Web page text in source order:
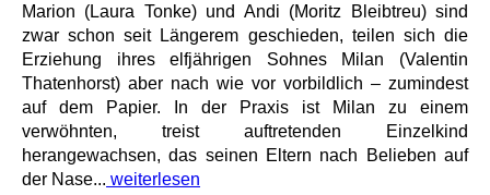
Marion (Laura Tonke) und Andi (Moritz Bleibtreu) sind
zwar schon seit Längerem geschieden, teilen sich die
Erziehung ihres elfjährigen Sohnes Milan (Valentin
Thatenhorst) aber nach wie vor vorbildlich – zumindest
auf dem Papier. In der Praxis ist Milan zu einem
verwöhnten, treist auftretenden Einzelkind
herangewachsen, das seinen Eltern nach Belieben auf
der Nase... weiterlesen